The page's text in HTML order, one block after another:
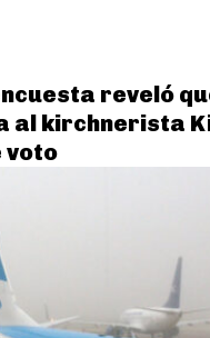
reveló
al kirchnerista
voto